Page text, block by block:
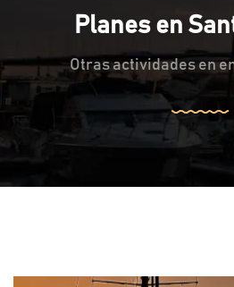
Planes en
Otras actividades en